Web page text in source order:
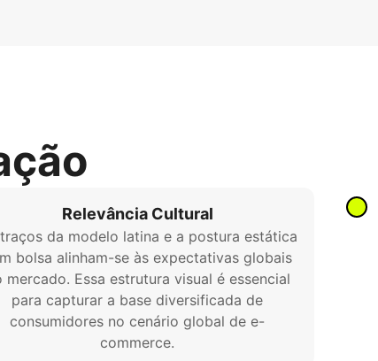
Relevância Cultural
da modelo latina e a postura estática
bolsa alinham-se às expectativas globais
mercado. Essa estrutura visual é essencial
para capturar a base diversificada de
consumidores no cenário global de e-
commerce.